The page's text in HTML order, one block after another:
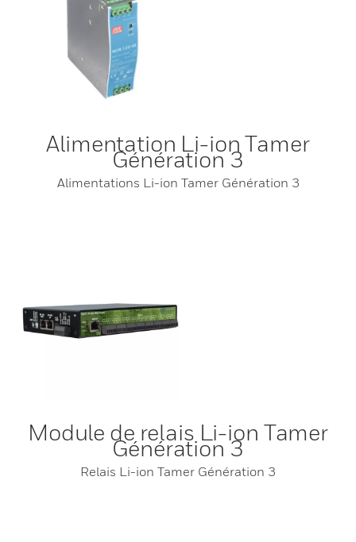
Alimentation Li-ion Tamer
Génération 3
Alimentations Li-ion Tamer Génération 3
Module de relais Li-ion Tamer
Génération 3
Relais Li-ion Tamer Génération 3